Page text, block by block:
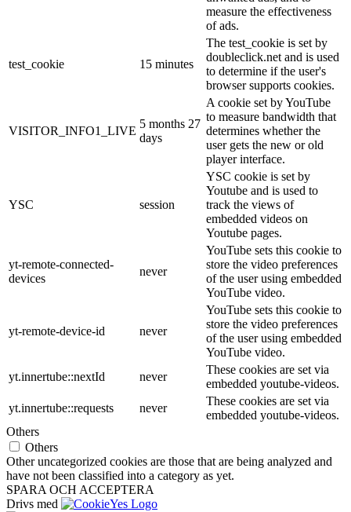
measure the effectiveness
of ads.
test_cookie 15 minutes
The test_cookie is set by
doubleclick.net and is used
to determine if the user's
browser supports cookies.
VISITOR_INFO1_LIVE
5 months 27
days
A cookie set by YouTube
to measure bandwidth that
determines whether the
user gets the new or old
player interface.
YSC session
YSC cookie is set by
Youtube and is used to
track the views of
embedded videos on
Youtube pages.
yt-remote-connected-
devices
never
YouTube sets this cookie to
store the video preferences
of the user using embedded
YouTube video.
yt-remote-device-id never
YouTube sets this cookie to
store the video preferences
of the user using embedded
YouTube video.
yt.innertube::nextId
never
These cookies are set via
embedded youtube-videos.
yt.innertube::requests
never
These cookies are set via
embedded youtube-videos.
Others
Others
Other uncategorized cookies are those that are being analyzed and
have not been classified into a category as yet.
SPARA OCH ACCEPTERA
Drivs med